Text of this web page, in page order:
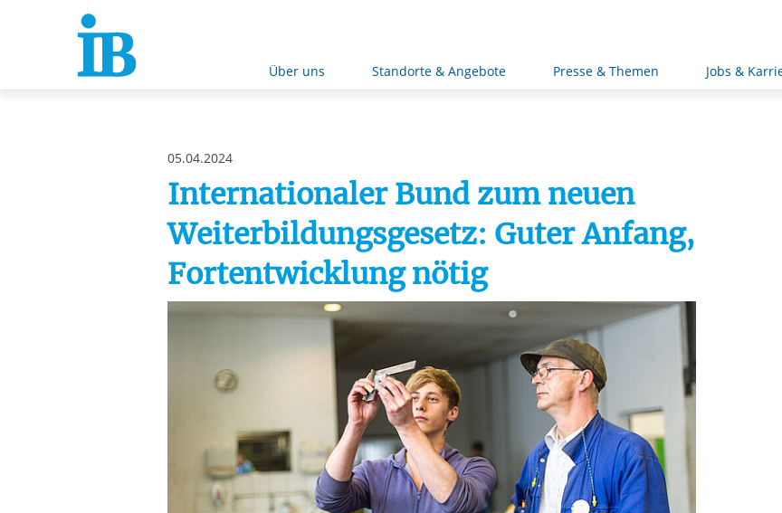
Über uns
Standorte & Angebote Presse & Themen Jobs &
05.04.2024
Internationaler Bund zum neuen
Weiterbildungsgesetz: Guter Anfang,
Fortentwicklung nötig